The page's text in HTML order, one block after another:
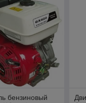
бензиновый